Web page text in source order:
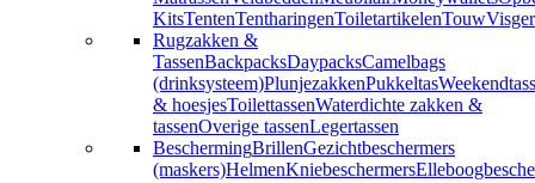
KitsTentenTentharingenToiletartikelenTouw
Rugzakken &
TassenBackpacksDaypacksCamelbags
(drinksysteem)PlunjezakkenPukkeltas
& hoesjesToilettassenWaterdichte zakken &
tassenOverige tassenLegertassen
BeschermingBrillenGezichtbeschermers
(maskers)HelmenKniebeschermers